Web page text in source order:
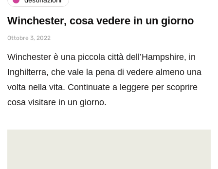
Winchester, cosa vedere in un giorno
Ottobre 3, 2022
Winchester è una piccola città dell’Hampshire, in
Inghilterra, che vale la pena di vedere almeno una
volta nella vita. Continuate a leggere per scoprire
cosa visitare in un giorno.